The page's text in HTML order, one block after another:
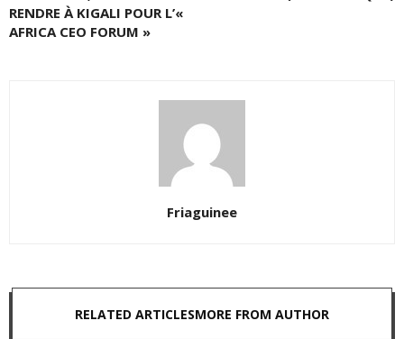
RENDRE À KIGALI POUR L’«
AFRICA CEO FORUM »
Friaguinee
RELATED ARTICLESMORE FROM AUTHOR